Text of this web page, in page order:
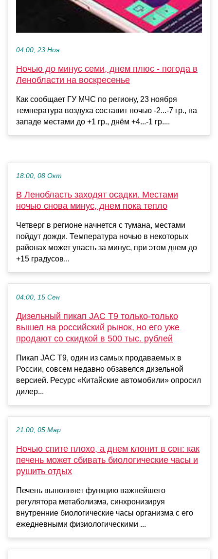
04:00, 23 Ноя
Ночью до минус семи, днем плюс - погода в
Ленобласти на воскресенье
Как сообщает ГУ МЧС по региону, 23 ноября
температура воздуха составит ночью -2...-7 гр., на
западе местами до +1 гр., днём +4...-1 гр....
18:00, 08 Окт
В Ленобласть заходят осадки. Местами
ночью снова минус, днем пока тепло
Четверг в регионе начнется с тумана, местами
пойдут дожди. Температура ночью в некоторых
районах может упасть за минус, при этом днем до
+15 градусов...
04:00, 15 Сен
Дизельный пикап JAC T9 только-только
вышел на российский рынок, но его уже
продают со скидкой в 500 тыс. рублей
Пикап JAC T9, один из самых продаваемых в
России, совсем недавно обзавелся дизельной
версией. Ресурс «Китайские автомобили» опросил
дилер...
21:00, 05 Мар
Ночью спите плохо, а днем клонит в сон: как
печень может сбивать биологические часы и
рушить отдых
Печень выполняет функцию важнейшего
регулятора метаболизма, синхронизируя
внутренние биологические часы организма с его
ежедневными физиологическими ...